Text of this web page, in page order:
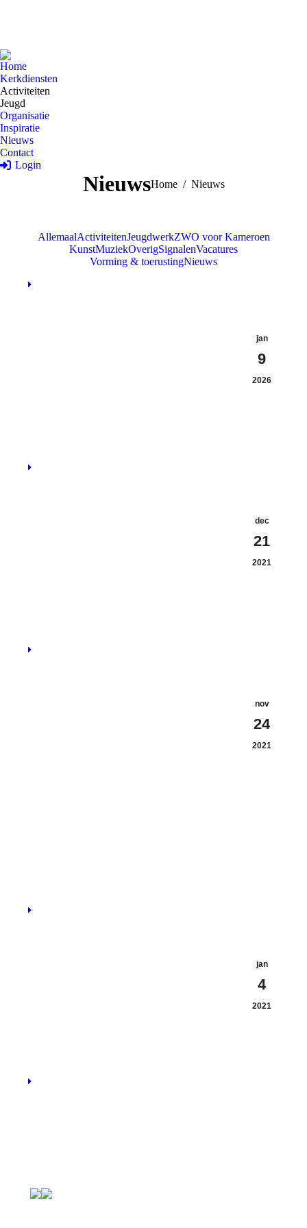
Home
Kerkdiensten
Activiteiten
Jeugd
Organisatie
Inspiratie
Nieuws
Contact
Login
NieuwsJe bent hier:
Home Nieuws
AllemaalActiviteitenJeugdwerkZWO voor Kameroen
KunstMuziekOverigSignalenVacatures
Vorming & toerustingNieuws
jan
9
2026
dec
21
2021
nov
24
2021
jan
4
2021